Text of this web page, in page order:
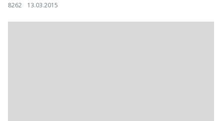
8262 13.03.2015